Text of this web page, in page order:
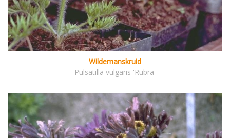
Wildemanskruid
Pulsatilla vulgaris 'Rubra'